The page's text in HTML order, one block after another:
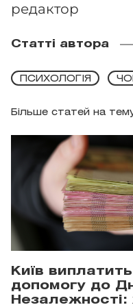
редактор
Статті автора
Більше статей на
ПСИХОЛОГІЯ
Київ
допомогу до